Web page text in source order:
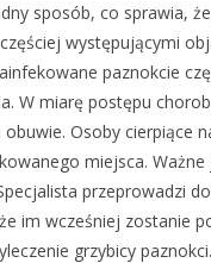
sposób, co sprawia,
występującymi
paznokcie
W miarę postępu
Osoby cierpiące
miejsca.
przeprowadzi
im wcześniej zostanie
grzybicy paznokci.